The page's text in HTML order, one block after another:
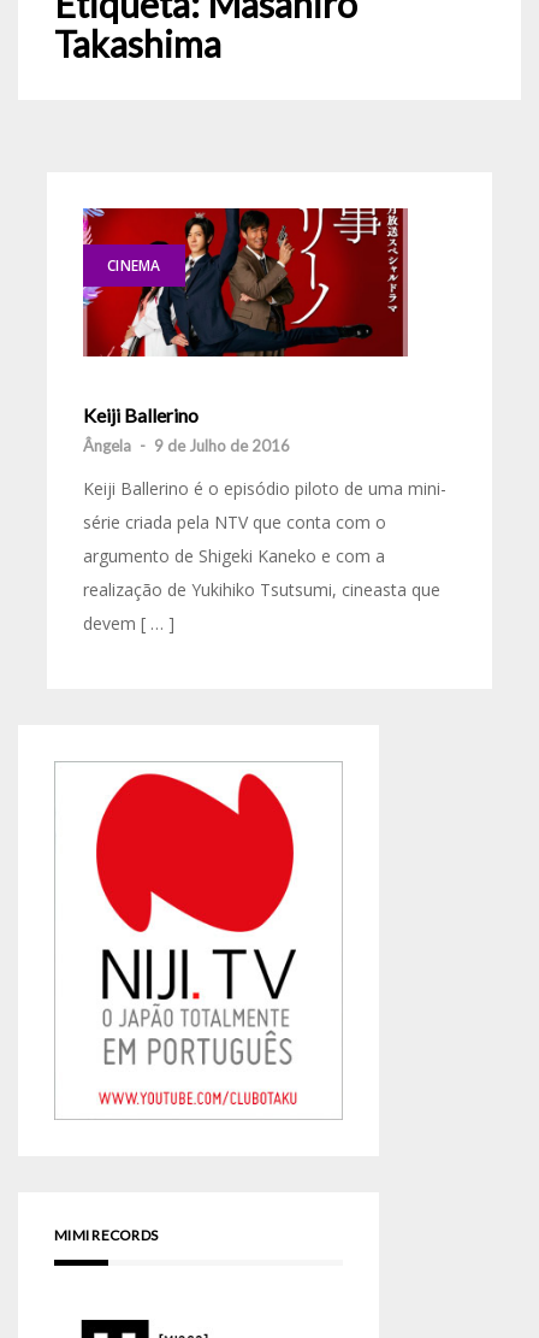
Takashima
CINEMA
Keiji Ballerino
Ângela - 9 de Julho de 2016
Keiji Ballerino é o episódio piloto de uma mini-
série criada pela NTV que conta com o
argumento de Shigeki Kaneko e com a
realização de Yukihiko Tsutsumi, cineasta que
devem [ … ]
MIMI RECORDS